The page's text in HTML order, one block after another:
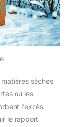
sèches
ou les
l’excès
le rapport